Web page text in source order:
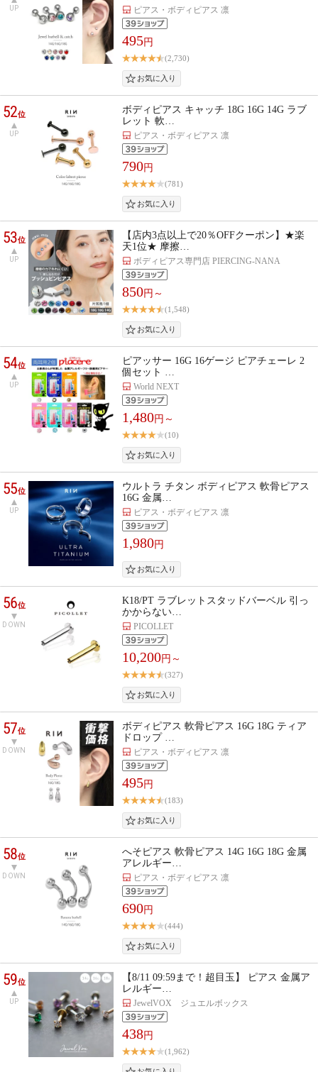
UP ピアス・ボディピアス 凛
495円
(2,730)
52位
UP
ボディピアス キャッチ 18G 16G 14G ラブ
レット 軟…
ピアス・ボディピアス 凛
790円
(781)
53位
UP
【店内3点以上で20％OFFクーポン】★楽
天1位★ 摩擦…
ボディピアス専門店 PIERCING-NANA
850円～
(1,548)
54位
UP
ピアッサー 16G 16ゲージ ピアチェーレ 2
個セット …
World NEXT
1,480円～
(10)
55位
UP
ウルトラ チタン ボディピアス 軟骨ピアス
16G 金属…
ピアス・ボディピアス 凛
1,980円
56位
DOWN
K18/PT ラブレットスタッドバーベル 引っ
かからない…
PICOLLET
10,200円～
(327)
57位
DOWN
ボディピアス 軟骨ピアス 16G 18G ティア
ドロップ …
ピアス・ボディピアス 凛
495円
(183)
58位
DOWN
へそピアス 軟骨ピアス 14G 16G 18G 金属
アレルギー…
ピアス・ボディピアス 凛
690円
(444)
59位
UP
【8/11 09:59まで！超目玉】 ピアス 金属ア
レルギー…
JewelVOX ジュエルボックス
438円
(1,962)